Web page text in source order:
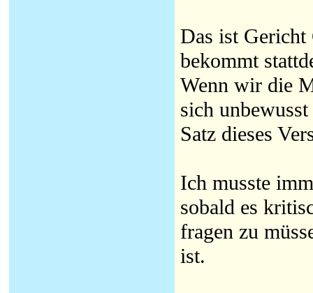
Das ist Gericht
bekommt
Wenn wir die
sich
Satz dieses
Ich musste
sobald es
fragen zu
ist.